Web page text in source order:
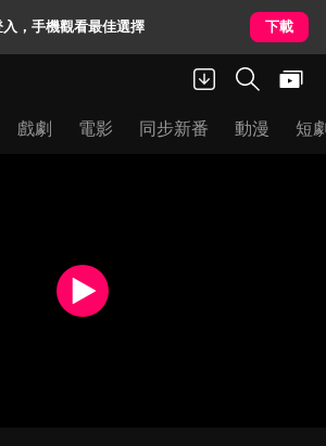
，手機觀看最佳選擇 下載
戲劇 電影 同步新番 動漫 短